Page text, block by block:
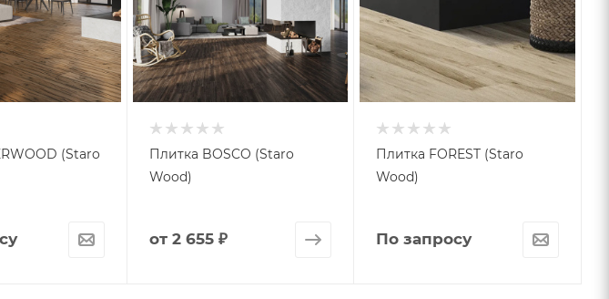
(Staro
Плитка BOSCO (Staro
Wood)
от 2 655 ₽
Плитка FOREST (Staro
Wood)
По запросу